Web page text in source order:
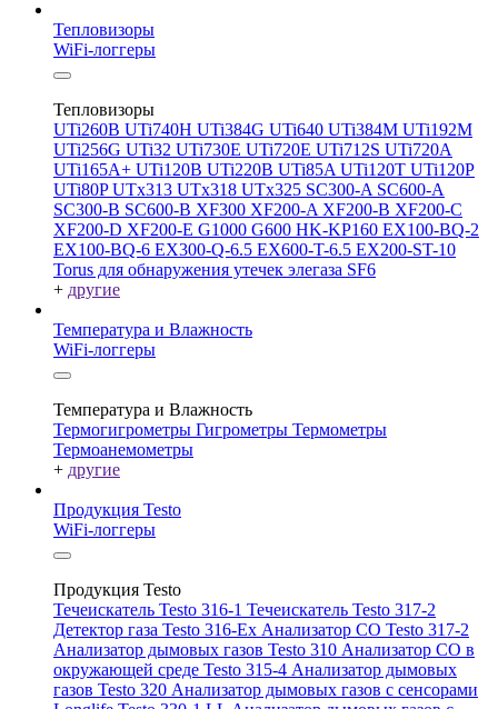
Тепловизоры
WiFi-логгеры
Тепловизоры
UTi260В UTi740H UTi384G UTi640 UTi384M UTi192M
UTi256G UTi32 UTi730E UTi720E UTi712S UTi720A
UTi165A+ UTi120B UTi220B UTi85A UTi120T UTi120P
UTi80PUTx313 UTx318 UTx325 SC300-A SC600-A
SC300-B SC600-B XF300 XF200-A XF200-B XF200-C
XF200-D XF200-E G1000 G600 HK-KP160 EX100-BQ-2
EX100-BQ-6 EX300-Q-6.5 EX600-T-6.5 EX200-ST-10
Torus для обнаружения утечек элегаза SF6
+ другие
Температура и Влажность
WiFi-логгеры
Температура и Влажность
Термогигрометры Гигрометры Термометры
Термоанемометры
+ другие
Продукция Testo
WiFi-логгеры
Продукция Testo
Течеискатель Testo 316-1 Течеискатель Testo 317-2
Детектор газа Testo 316-Ex Анализатор CO Testo 317-2
Анализатор дымовых газов Testo 310 Анализатор CO в
окружающей среде Testo 315-4 Анализатор дымовых
газов Testo 320 Анализатор дымовых газов с сенсорами